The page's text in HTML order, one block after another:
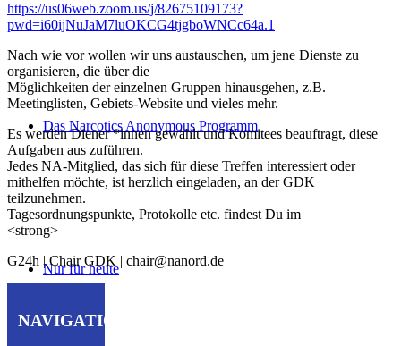
Das Narcotics Anonymous Programm
Nur für heute
https://us06web.zoom.us/j/82675109173?
pwd=i60ijNuJaM7luOKCG4tjgboWNCc64a.1
Nach wie vor wollen wir uns austauschen, um jene Dienste zu
organisieren, die über die
Möglichkeiten der einzelnen Gruppen hinausgehen, z.B.
Meetinglisten, Gebiets-Website und vieles mehr.
Es werden Diener *innen gewählt und Komitees beauftragt, diese
Aufgaben aus zuführen.
Jedes NA-Mitglied, das sich für diese Treffen interessiert oder
mithelfen möchte, ist herzlich eingeladen, an der GDK
teilzunehmen.
Tagesordnungspunkte, Protokolle etc. findest Du im
<strong>
G24h | Chair GDK | chair@nanord.de
NAVIGATION